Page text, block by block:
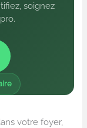
soignez
votre foyer,